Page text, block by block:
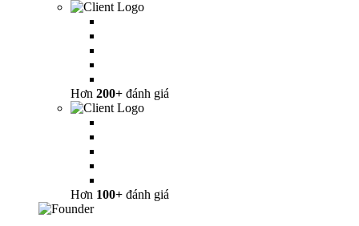
Hơn 200+ đánh giá
Hơn 100+ đánh giá